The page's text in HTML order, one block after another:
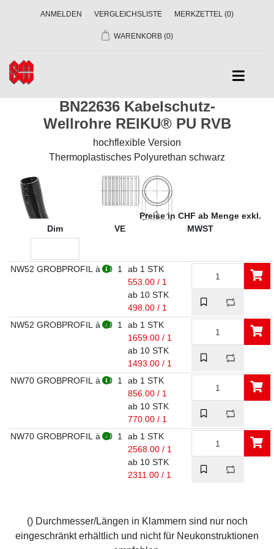
ANMELDEN VERGLEICHSLISTE MERKZETTEL (0)
WARENKORB (0)
BN22636 Kabelschutz-
Wellrohre REIKU® PU RVB
hochflexible Version
Thermoplastisches Polyurethan schwarz
Dim VE
Preise in CHF ab Menge exkl.
MWST
NW52 GROBPROFIL à 10 1
ab 1 STK
553.00 / 1
ab 10 STK
498.00 / 1
NW52 GROBPROFIL à 30 1
ab 1 STK
1659.00 / 1
ab 10 STK
1493.00 / 1
NW70 GROBPROFIL à 10 1
ab 1 STK
856.00 / 1
ab 10 STK
770.00 / 1
NW70 GROBPROFIL à 30 1
ab 1 STK
2568.00 / 1
ab 10 STK
2311.00 / 1
() Durchmesser/Längen in Klammern sind nur noch
eingeschränkt erhältlich und nicht für Neukonstruktionen